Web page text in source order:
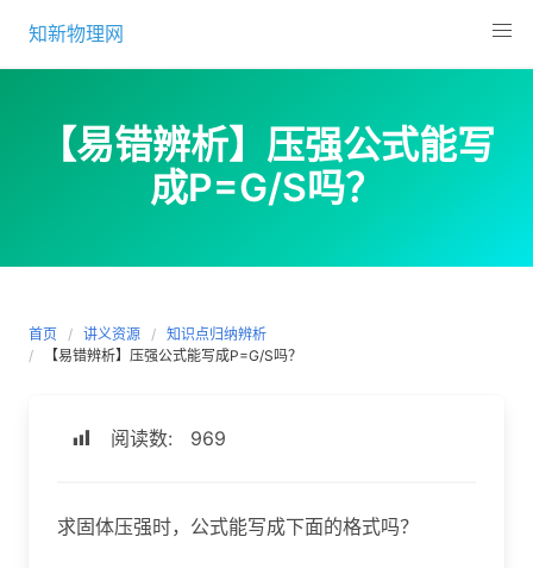
content
知新物理网
【易错辨析】压强公式能写
成P=G/S吗？
首页 讲义资源
知识点归纳辨析
【易错辨析】压强公式能写成P=G/S吗？
阅读数: 969
求固体压强时，公式能写成下面的格式吗？